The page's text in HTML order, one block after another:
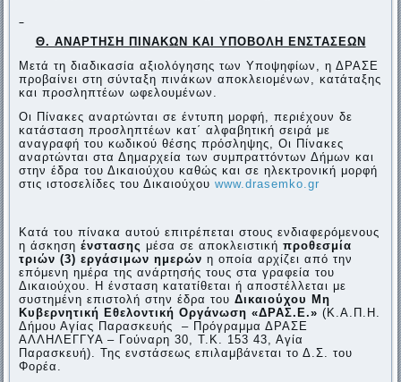
Θ. ΑΝΑΡΤΗΣΗ ΠΙΝΑΚΩΝ ΚΑΙ ΥΠΟΒΟΛΗ ΕΝΣΤΑΣΕΩΝ
Μετά τη διαδικασία αξιολόγησης των Υποψηφίων, η ΔΡΑΣΕ
προβαίνει στη σύνταξη πινάκων αποκλειομένων, κατάταξης
και προσληπτέων ωφελουμένων.
Οι Πίνακες αναρτώνται σε έντυπη μορφή, περιέχουν δε
κατάσταση προσληπτέων κατ΄ αλφαβητική σειρά με
αναγραφή του κωδικού θέσης πρόσληψης, Οι Πίνακες
αναρτώνται στα Δημαρχεία των συμπραττόντων Δήμων και
στην έδρα του Δικαιούχου καθώς και σε ηλεκτρονική μορφή
στις ιστοσελίδες του Δικαιούχουwww.drasemko.gr
Κατά του πίνακα αυτού επιτρέπεται στους ενδιαφερόμενους
η άσκησηένστασης μέσα σε αποκλειστικήπροθεσμία
τριών (3) εργάσιμων ημερών η οποία αρχίζει από την
επόμενη ημέρα της ανάρτησής τους στα γραφεία του
Δικαιούχου.
Η ένσταση κατατίθεται ή αποστέλλεται με
συστημένη επιστολή στην έδρα τουΔικαιούχου Μη
Κυβερνητική Εθελοντική Οργάνωση «ΔΡΑΣ.Ε.»(Κ.Α.Π.Η.
Δήμου Αγίας Παρασκευής – Πρόγραμμα ΔΡΑΣΕ
ΑΛΛΗΛΕΓΓΥΑ – Γούναρη 30, Τ.Κ. 153 43, Αγία
Παρασκευή). Της ενστάσεως επιλαμβάνεται το Δ.Σ. του
Φορέα.